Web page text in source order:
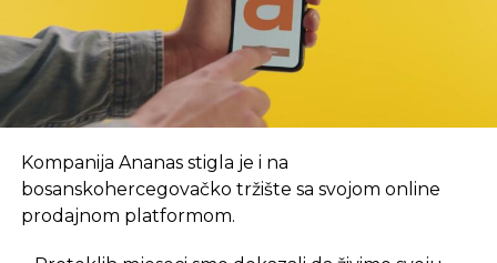
početak, kancelarije NTP-a biće u novom objektu
Arhitektonsko-građevinsko-geodetskog fakulteta i
Šumarskog fakulteta, u krugu Univerzitetskog
grada. Inače, lokacija je u neposrednoj blizini
tehničke dokumentacije tada bila u toku. Tada je i
rečeno da se na proljeće 2024. godine planira
polaganje kamena temeljca za izgradnju ovog
Kompanija Ananas stigla je i na
bosanskohercegovačko tržište sa svojom online
prodajnom platformom.